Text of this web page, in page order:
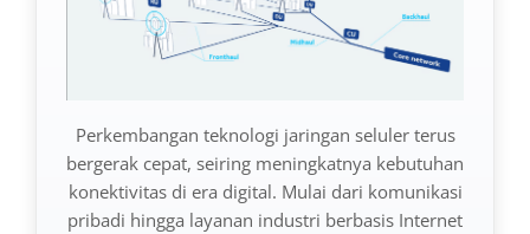
Perkembangan teknologi jaringan seluler terus
bergerak cepat, seiring meningkatnya kebutuhan
konektivitas di era digital. Mulai dari komunikasi
pribadi hingga layanan industri berbasis Internet